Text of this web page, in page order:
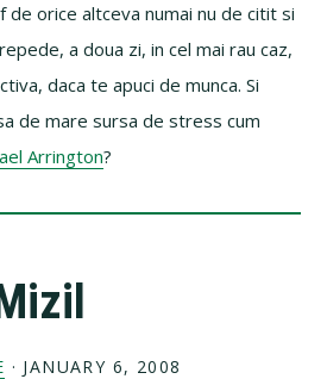
de orice altceva numai nu de citit si
a doua zi, in cel mai rau caz,
daca te apuci de munca. Si
de mare sursa de stress cum
Arrington?
· JANUARY 6, 2008